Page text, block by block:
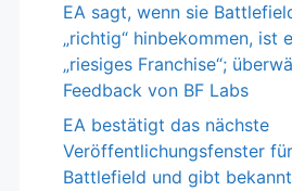
EA sagt, wenn sie
„richtig“ hinbekommen, ist
„riesiges Franchise“;
Feedback von BF Labs
EA bestätigt das nächste
Veröffentlichungsfenster für
Battlefield und gibt